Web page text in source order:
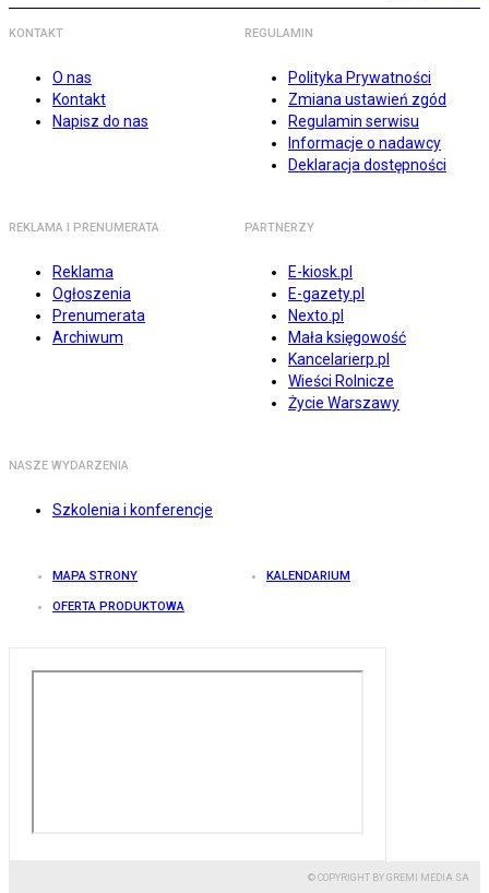
KONTAKT
O nas
Kontakt
Napisz do nas
REGULAMIN
Polityka Prywatności
Zmiana ustawień zgód
Regulamin serwisu
Informacje o nadawcy
Deklaracja dostępności
REKLAMA I PRENUMERATA
Reklama
Ogłoszenia
Prenumerata
Archiwum
PARTNERZY
E-kiosk.pl
E-gazety.pl
Nexto.pl
Mała księgowość
Kancelarierp.pl
Wieści Rolnicze
Życie Warszawy
NASZE WYDARZENIA
Szkolenia i konferencje
MAPA STRONY KALENDARIUM
OFERTA PRODUKTOWA
© COPYRIGHT BY GREMI MEDIA SA